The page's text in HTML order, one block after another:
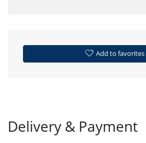
Add to favorites
Delivery & Payment